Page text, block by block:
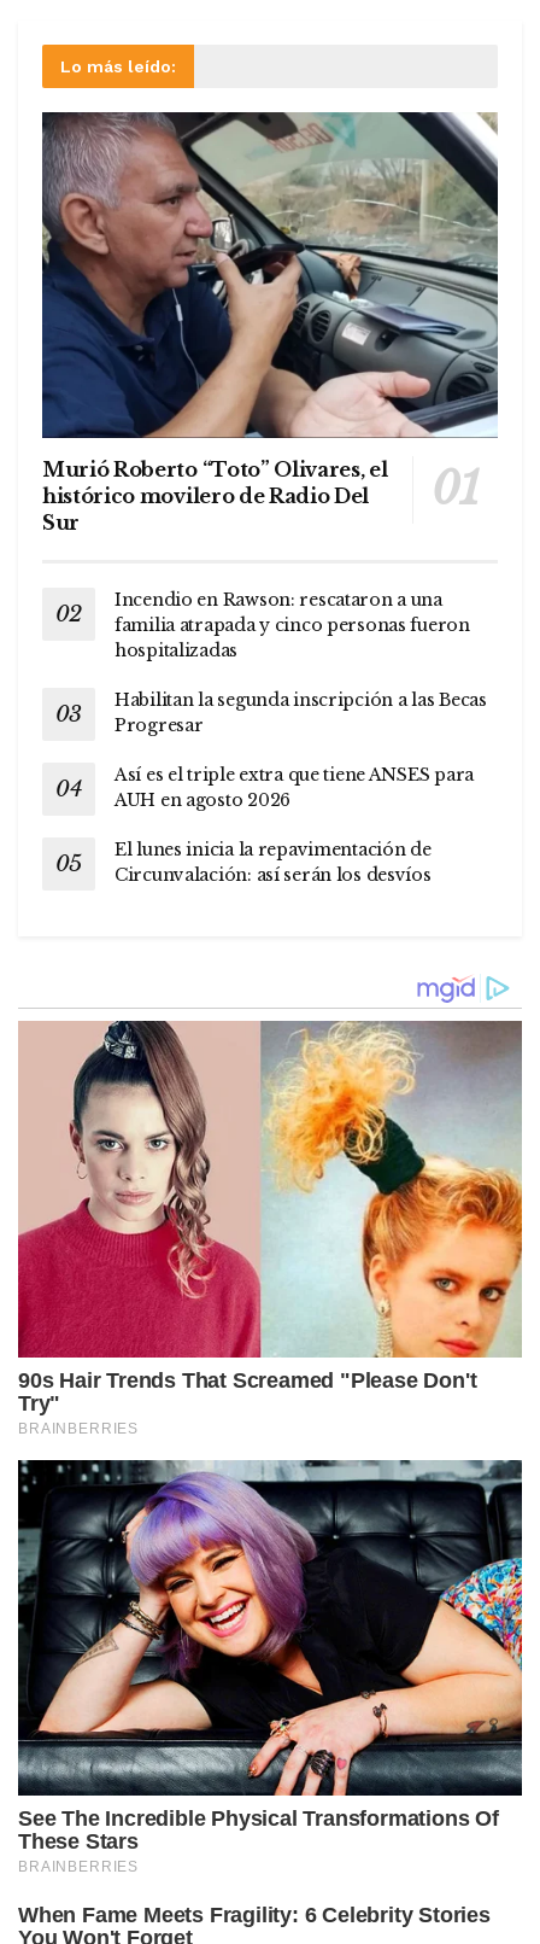
Lo más leído:
Murió Roberto “Toto” Olivares, el
histórico movilero de Radio Del
Sur
Incendio en Rawson: rescataron a una
familia atrapada y cinco personas fueron
hospitalizadas
Habilitan la segunda inscripción a las Becas
Progresar
Así es el triple extra que tiene ANSES para
AUH en agosto 2026
El lunes inicia la repavimentación de
Circunvalación: así serán los desvíos